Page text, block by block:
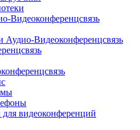
Видеоконференцсвязь
Аудио-Видеоконференцсвязь
для видеоконференций